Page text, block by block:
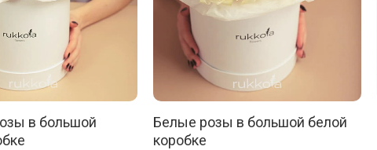
в большой
Белые розы в большой белой
коробке